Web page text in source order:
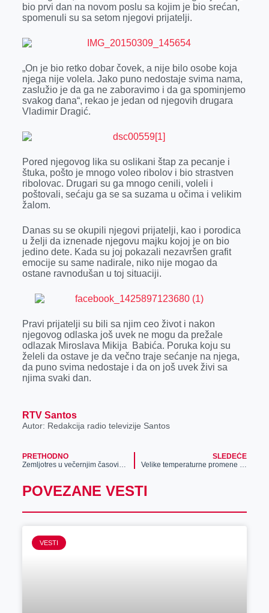
bio prvi dan na novom poslu sa kojim je bio srećan,
spomenuli su sa setom njegovi prijatelji.
„On je bio retko dobar čovek, a nije bilo osobe koja
njega nije volela. Jako puno nedostaje svima nama,
zaslužio je da ga ne zaboravimo i da ga spominjemo
svakog dana“, rekao je jedan od njegovih drugara
Vladimir Dragić.
Pored njegovog lika su oslikani štap za pecanje i
štuka, pošto je mnogo voleo ribolov i bio strastven
ribolovac. Drugari su ga mnogo cenili, voleli i
poštovali, sećaju ga se sa suzama u očima i velikim
žalom.
Danas su se okupili njegovi prijatelji, kao i porodica
u želji da iznenade njegovu majku kojoj je on bio
jedino dete. Kada su joj pokazali nezavršen grafit
emocije su same nadirale, niko nije mogao da
ostane ravnodušan u toj situaciji.
Pravi prijatelji su bili sa njim ceo život i nakon
njegovog odlaska još uvek ne mogu da prežale
odlazak Miroslava Mikija Babića. Poruka koju su
želeli da ostave je da večno traje sećanje na njega,
da puno svima nedostaje i da on još uvek živi sa
njima svaki dan.
RTV Santos
Autor: Redakcija radio televizije Santos
PRETHODNO
Zemljotres u večernjim časovima
SLEDEĆE
Velike temperaturne promene pogoduju širenju virusa gripa
POVEZANE VESTI
VESTI